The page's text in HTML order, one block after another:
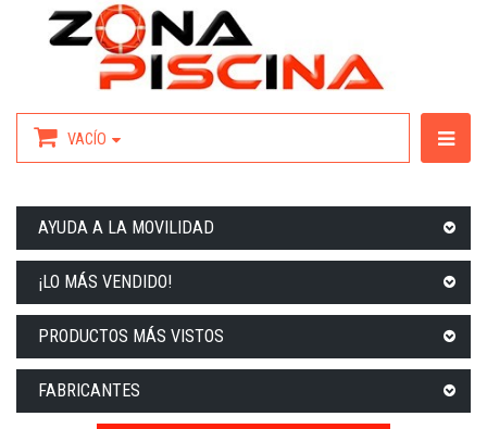
VACÍO
AYUDA A LA MOVILIDAD
¡LO MÁS VENDIDO!
PRODUCTOS MÁS VISTOS
FABRICANTES